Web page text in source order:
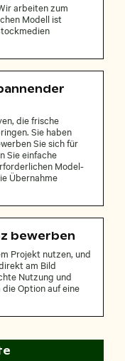
arbeiten zum
Modell ist
die frische
Sie haben
Sie sich für
Sie einfache
Model-
Übernahme
bewerben
Projekt nutzen, und
am Bild
Nutzung und
Option auf eine